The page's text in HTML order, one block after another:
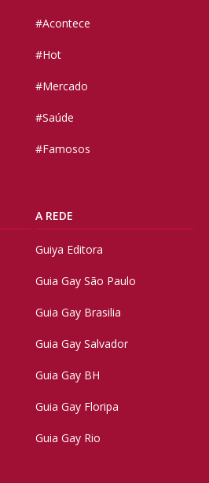
#Acontece
#Hot
#Mercado
#Saúde
#Famosos
A REDE
Guiya Editora
Guia Gay São Paulo
Guia Gay Brasilia
Guia Gay Salvador
Guia Gay BH
Guia Gay Floripa
Guia Gay Rio